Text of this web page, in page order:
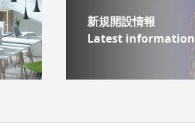
新規開設情報
Latest information